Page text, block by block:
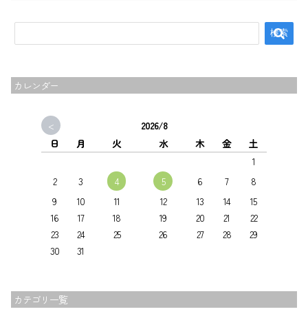
カレンダー
<
2026/8
日
月 火 水 木 金
土
1
2
3 4 5 6 7
8
9
10 11 12 13 14
15
16
17 18 19 20 21
22
23
24 25 26 27 28
29
30
31
カテゴリ一覧